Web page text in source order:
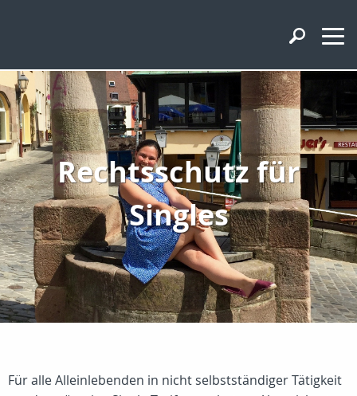
Rechtsschutz für
Singles
Für alle Alleinlebenden in nicht selbstständiger Tätigkeit